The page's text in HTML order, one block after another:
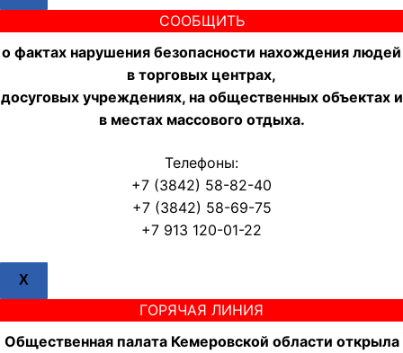
СООБЩИТЬ
о фактах нарушения безопасности нахождения людей
в торговых центрах,
досуговых учреждениях, на общественных объектах и
в местах массового отдыха.
Телефоны:
+7 (3842) 58-82-40
+7 (3842) 58-69-75
+7 913 120-01-22
X
ГОРЯЧАЯ ЛИНИЯ
Общественная палата Кемеровской области открыла